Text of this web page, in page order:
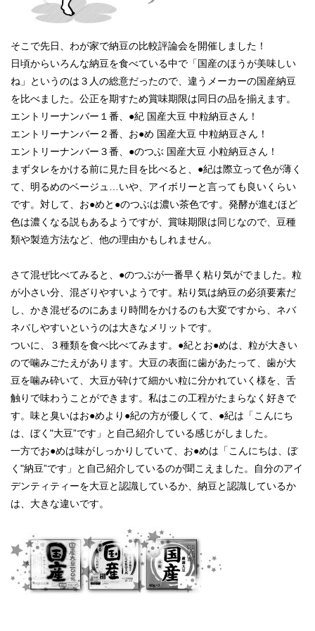
そこで先日、わが家で納豆の比較評論会を開催しました！
日頃からいろんな納豆を食べている中で「国産のほうが美味しい
ね」というのは３人の総意だったので、 違うメーカーの国産納豆
を比べました。公正を期すため賞味期限は同日の品を揃えます。
エントリーナンバー１番、●紀 国産大豆 中粒納豆さん！
エントリーナンバー２番、お●め 国産大豆 中粒納豆さん！
エントリーナンバー３番、●のつぶ 国産大豆 小粒納豆さん！
まずタレをかける前に見た目を比べると、●紀は際立って色が薄く
て、明るめのベージュ…いや、アイボリーと言っても 良いくらい
です。対して、お●めと●のつぶは濃い茶色です。発酵が進むほど
色は濃くなる説もあるようですが、 賞味期限は同じなので、豆種
類や製造方法など、他の理由かもしれません。
さて混ぜ比べてみると、●のつぶが一番早く粘り気がでました。粒
が小さい分、混ざりやすいようです。粘り気は納豆の必須要素だ
し、かき混ぜるのにあまり時間をかけるのも大変ですから、ネバ
ネバしやすいというのは大きなメリットです。
ついに、３種類を食べ比べてみます。●紀とお●めは、粒が大きい
ので噛みごたえがあります。大豆の表面に歯があたって、 歯が大
豆を噛み砕いて、大豆が砕けて細かい粒に分かれていく様を、舌
触りで味わうことができます。私はこの工程がたまらなく好きで
す。味と臭いはお●めより●紀の方が優しくて、●紀は「こんにち
は、ぼく"大豆”です」と自己紹介している感じがしました。
一方でお●めは味がしっかりしていて、お●めは「こんにちは、ぼ
く"納豆”です」と自己紹介しているのが聞こえました。自分のアイ
デンティティーを大豆と認識しているか、納豆と認識しているか
は、大きな違いです。